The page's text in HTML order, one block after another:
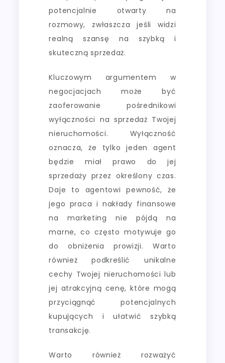
potencjalnie otwarty na
rozmowy, zwłaszcza jeśli widzi
realną szansę na szybką i
skuteczną sprzedaż.
Kluczowym argumentem w
negocjacjach może być
zaoferowanie pośrednikowi
wyłączności na sprzedaż Twojej
nieruchomości. Wyłączność
oznacza, że tylko jeden agent
będzie miał prawo do jej
sprzedaży przez określony czas.
Daje to agentowi pewność, że
jego praca i nakłady finansowe
na marketing nie pójdą na
marne, co często motywuje go
do obniżenia prowizji. Warto
również podkreślić unikalne
cechy Twojej nieruchomości lub
jej atrakcyjną cenę, które mogą
przyciągnąć potencjalnych
kupujących i ułatwić szybką
transakcję.
Warto również rozważyć